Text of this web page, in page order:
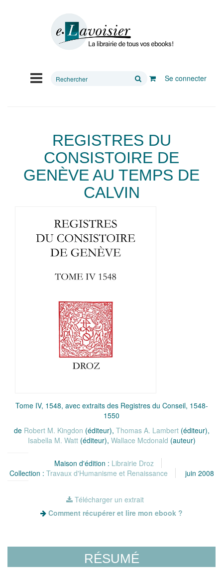
Rechercher
Se connecter
REGISTRES DU
CONSISTOIRE DE
GENÈVE AU TEMPS DE
CALVIN
Tome IV, 1548, avec extraits des Registres du Conseil, 1548-
1550
de Robert M. Kingdon (éditeur), Thomas A. Lambert(éditeur),
Isabella M. Watt(éditeur), Wallace Mcdonald (auteur)
Maison d'édition : Librairie Droz
Collection : Travaux d'Humanisme et Renaissance juin 2008
Télécharger un extrait
Comment récupérer et lire mon ebook ?
RÉSUMÉ